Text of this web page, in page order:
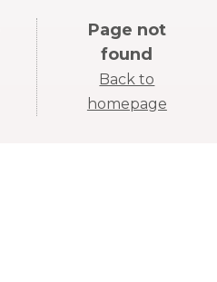
Page not
found
Back to
homepage